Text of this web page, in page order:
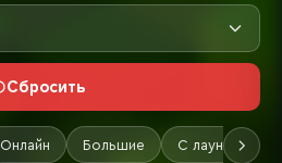
Сбросить
Онлайн Большие С лаунчером